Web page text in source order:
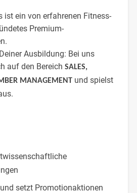
ist ein von erfahrenen Fitness-
Premium-
Ausbildung: Bei uns
auf den Bereich SALES,
MANAGEMENTund spielst
setzt Promotionaktionen